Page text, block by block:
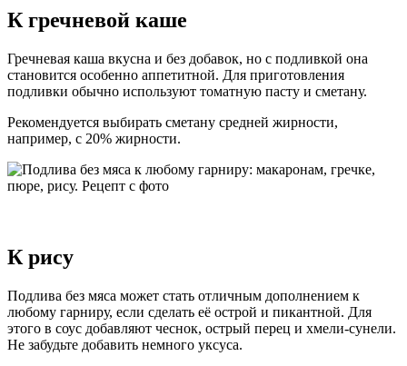
К гречневой каше
Гречневая каша вкусна и без добавок, но с подливкой она
становится особенно аппетитной. Для приготовления
подливки обычно используют томатную пасту и сметану.
Рекомендуется выбирать сметану средней жирности,
например, с 20% жирности.
К рису
Подлива без мяса может стать отличным дополнением к
любому гарниру, если сделать её острой и пикантной. Для
этого в соус добавляют чеснок, острый перец и хмели-сунели.
Не забудьте добавить немного уксуса.